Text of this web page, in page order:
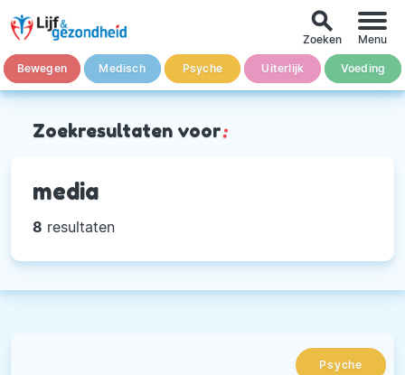
Bewegen Medisch Psyche Uiterlijk Voeding
search
Zoeken Menu
Zoekresultaten voor:
media
8 resultaten
Psyche